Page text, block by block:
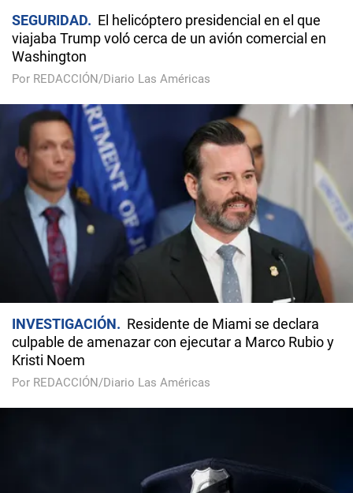
SEGURIDAD
El helicóptero presidencial en el que
viajaba Trump voló cerca de un avión comercial en
Washington
Por REDACCIÓN/Diario Las Américas
INVESTIGACIÓN
Residente de Miami se declara
culpable de amenazar con ejecutar a Marco Rubio y
Kristi Noem
Por REDACCIÓN/Diario Las Américas